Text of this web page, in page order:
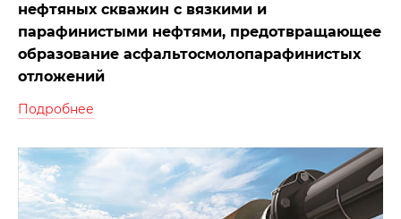
нефтяных скважин с вязкими и
парафинистыми нефтями, предотвращающее
образование асфальтосмолопарафинистых
отложений
Подробнее